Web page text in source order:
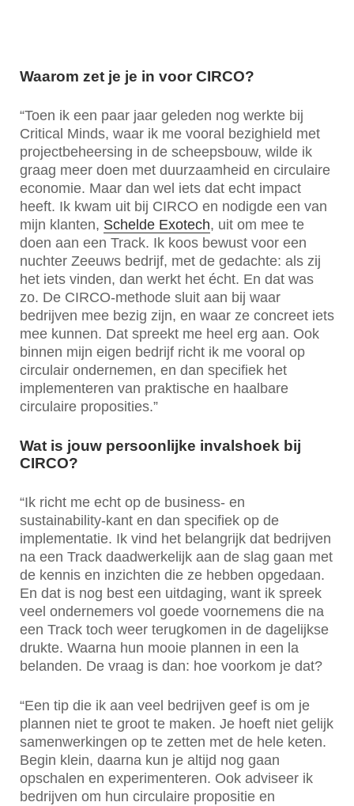
Waarom zet je je in voor CIRCO?
“Toen ik een paar jaar geleden nog werkte bij
Critical Minds, waar ik me vooral bezighield met
projectbeheersing in de scheepsbouw, wilde ik
graag meer doen met duurzaamheid en circulaire
economie. Maar dan wel iets dat echt impact
heeft. Ik kwam uit bij CIRCO en nodigde een van
mijn klanten, Schelde Exotech, uit om mee te
doen aan een Track. Ik koos bewust voor een
nuchter Zeeuws bedrijf, met de gedachte: als zij
het iets vinden, dan werkt het écht. En dat was
zo. De CIRCO-methode sluit aan bij waar
bedrijven mee bezig zijn, en waar ze concreet iets
mee kunnen. Dat spreekt me heel erg aan. Ook
binnen mijn eigen bedrijf richt ik me vooral op
circulair ondernemen, en dan specifiek het
implementeren van praktische en haalbare
circulaire proposities.”
Wat is jouw persoonlijke invalshoek bij
CIRCO?
“Ik richt me echt op de business- en
sustainability-kant en dan specifiek op de
implementatie. Ik vind het belangrijk dat bedrijven
na een Track daadwerkelijk aan de slag gaan met
de kennis en inzichten die ze hebben opgedaan.
En dat is nog best een uitdaging, want ik spreek
veel ondernemers vol goede voornemens die na
een Track toch weer terugkomen in de dagelijkse
drukte. Waarna hun mooie plannen in een la
belanden. De vraag is dan: hoe voorkom je dat?
“Een tip die ik aan veel bedrijven geef is om je
plannen niet te groot te maken. Je hoeft niet gelijk
samenwerkingen op te zetten met de hele keten.
Begin klein, daarna kun je altijd nog gaan
opschalen en experimenteren. Ook adviseer ik
bedrijven om hun circulaire propositie en